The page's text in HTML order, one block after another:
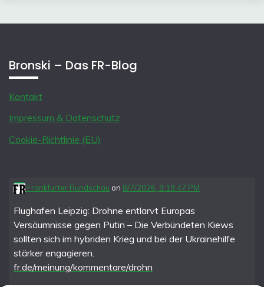
Bronski – Das FR-Blog
Kontakt
Impressum & Datenschutz
Cookie-Richtlinie (EU)
Frankfurter Rundschau on 8/7/2026, 9:19:47 PM
Flughafen Leipzig: Drohne entlarvt Europas
Versäumnisse gegen Putin – Die Verbündeten Kiews
sollten sich im hybriden Krieg und bei der Ukrainehilfe
stärker engagieren.
fr.de/meinung/kommentare/drohn